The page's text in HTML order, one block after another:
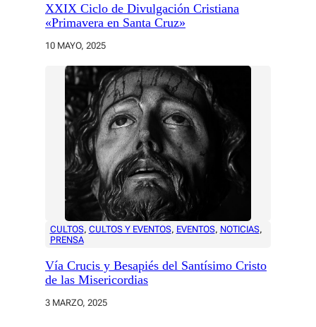
XXIX Ciclo de Divulgación Cristiana
«Primavera en Santa Cruz»
10 MAYO, 2025
CULTOS, CULTOS Y EVENTOS, EVENTOS, NOTICIAS
PRENSA
Vía Crucis y Besapiés del Santísimo Cristo
de las Misericordias
3 MARZO, 2025